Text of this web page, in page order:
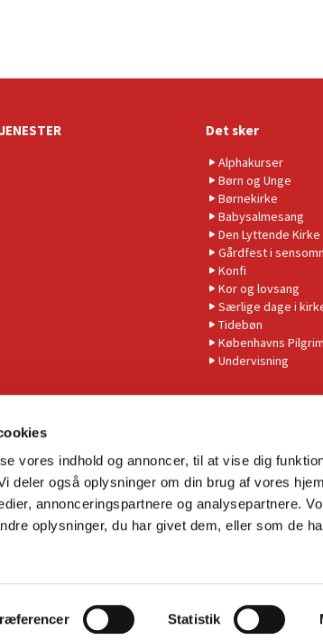
vores indhold og annoncer, til at vise dig
deler også oplysninger om din brug af vores
annonceringspartnere og analysepartnere.
oplysninger, du har givet dem, eller som de
Statistik
Det sker
Alphakurser
Børn og Unge
Børnekirke
Babysalmesang
Den Lyttende Kirke
Gårdfest i
Konfi
Kor og lovsang
Særlige dage i
Tidebøn
Københavns
Undervisning
Tilgængelighedserklæring